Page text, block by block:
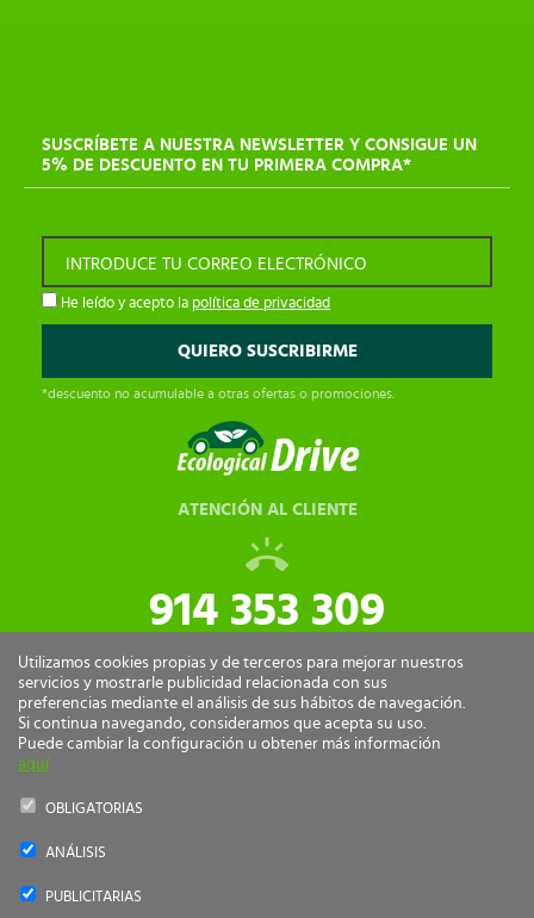
SUSCRÍBETE A NUESTRA NEWSLETTER Y CONSIGUE UN
5% DE DESCUENTO EN TU PRIMERA COMPRA*
INTRODUCE TU CORREO ELECTRÓNICO
He leído y acepto la política de privacidad
*descuento no acumulable a otras ofertas o promociones.
ATENCIÓN AL CLIENTE
914 353 309
tiendaonline@ecologicaldrive.com
Utilizamos cookies propias y de terceros para mejorar nuestros
servicios y mostrarle publicidad relacionada con sus
preferencias mediante el análisis de sus hábitos de navegación.
Si continua navegando, consideramos que acepta su uso.
Puede cambiar la configuración u obtener más información
aquí
OBLIGATORIAS
ANÁLISIS
PUBLICITARIAS